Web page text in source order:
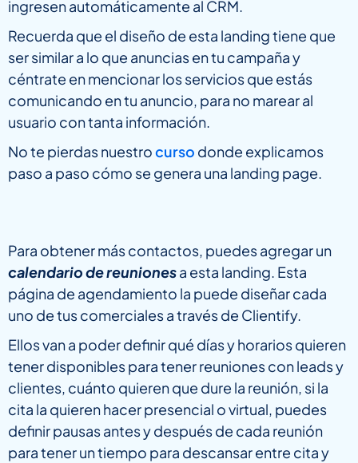
ingresen automáticamente al CRM.
Recuerda que el diseño de esta landing tiene que
ser similar a lo que anuncias en tu campaña y
céntrate en mencionar los servicios que estás
comunicando en tu anuncio, para no marear al
usuario con tanta información.
No te pierdas nuestrocurso donde explicamos
paso a paso cómo se genera una landing page.
Para obtener más contactos, puedes agregar un
calendario de reunionesa esta landing. Esta
página de agendamiento la puede diseñar cada
uno de tus comerciales a través de Clientify.
Ellos van a poder definir qué días y horarios quieren
tener disponibles para tener reuniones con leads y
clientes, cuánto quieren que dure la reunión, si la
cita la quieren hacer presencial o virtual, puedes
definir pausas antes y después de cada reunión
para tener un tiempo para descansar entre cita y